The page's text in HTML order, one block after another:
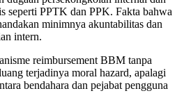
seperti PPTK dan PPK. Fakta bahwa
minimnya akuntabilitas dan
intern.
reimbursement BBM tanpa
terjadinya moral hazard, apalagi
bendahara dan pejabat pengguna